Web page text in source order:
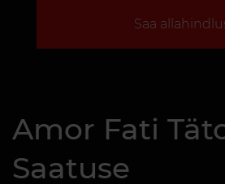
Saa
Amor Fati
Saatuse